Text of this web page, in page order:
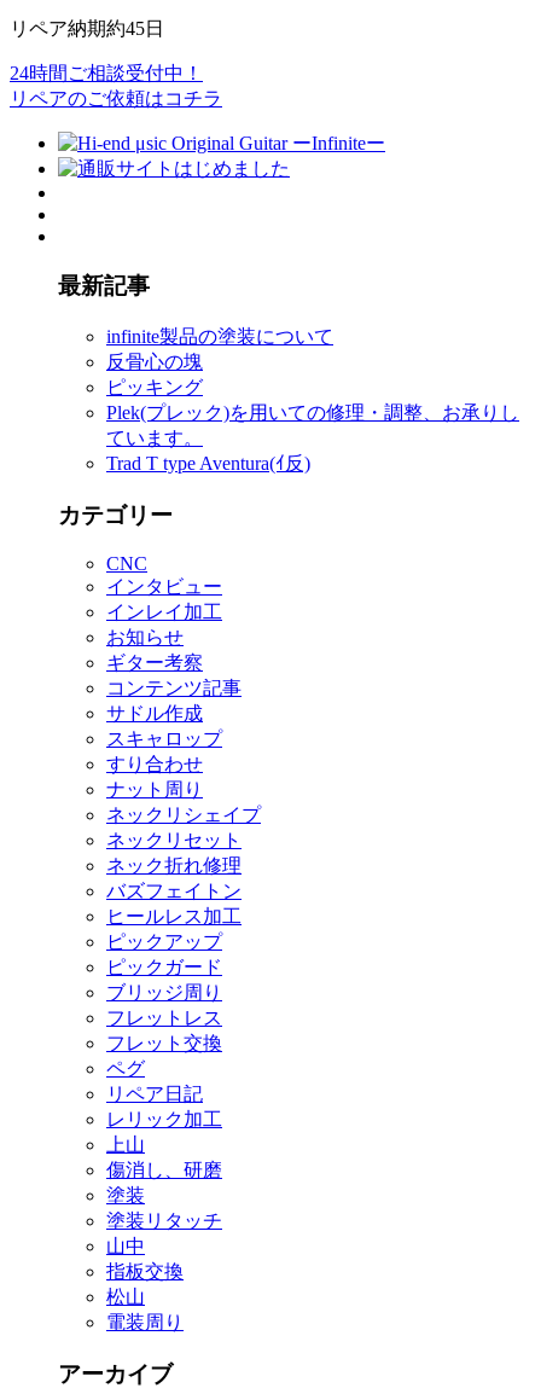
リペア納期約45日
24時間ご相談受付中！
リペアのご依頼はコチラ
最新記事
infinite製品の塗装について
反骨心の塊
ピッキング
Plek(プレック)を用いての修理・調整、お承りし
ています。
Trad T type Aventura(ｲ反)
カテゴリー
CNC
インタビュー
インレイ加工
お知らせ
ギター考察
コンテンツ記事
サドル作成
スキャロップ
すり合わせ
ナット周り
ネックリシェイプ
ネックリセット
ネック折れ修理
バズフェイトン
ヒールレス加工
ピックアップ
ピックガード
ブリッジ周り
フレットレス
フレット交換
ペグ
リペア日記
レリック加工
上山
傷消し、研磨
塗装
塗装リタッチ
山中
指板交換
松山
電装周り
アーカイブ